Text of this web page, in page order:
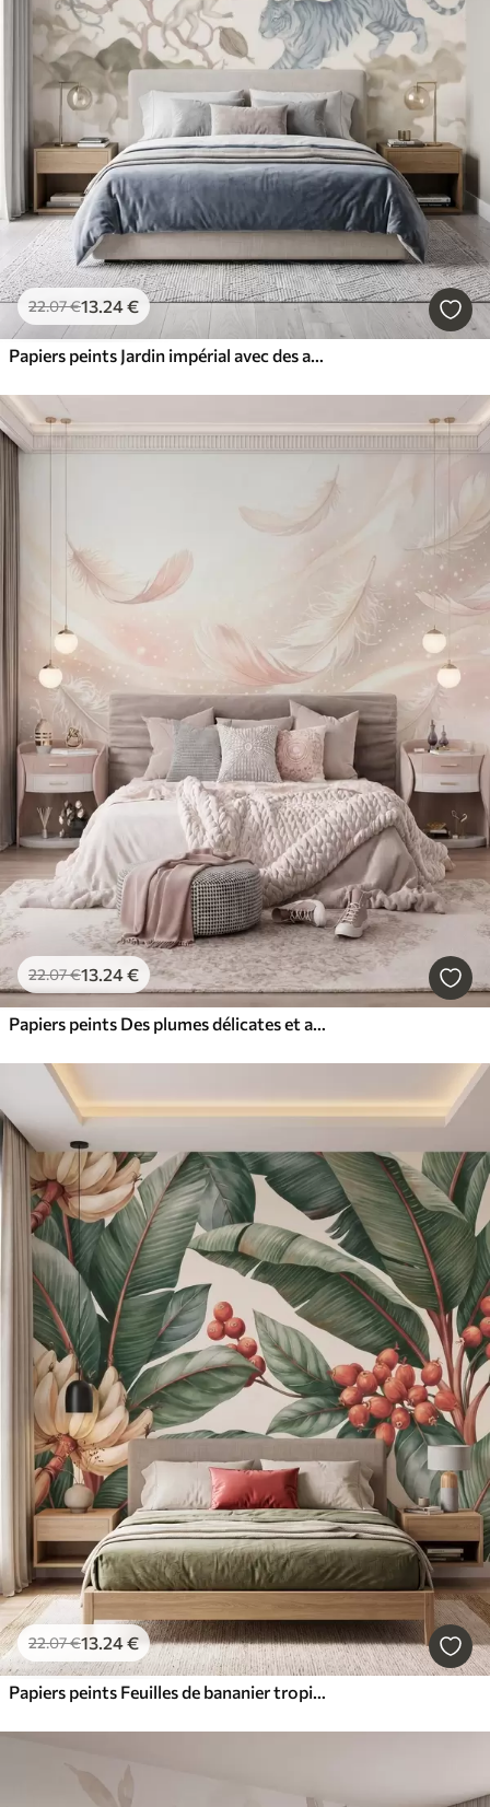
22.07€13.24€
Papiers peints Jardin impérial avec des animaux de style oriental : singe, léopard, tigre, paon et héron
22.07€13.24€
Papiers peints Des plumes délicates et aériennes, nimbées d'une brume rose-pêche aux reflets chatoyants
22.07€13.24€
Papiers peints Feuilles de bananier tropicales ornées de grappes de baies de café rouges, style aquarelle